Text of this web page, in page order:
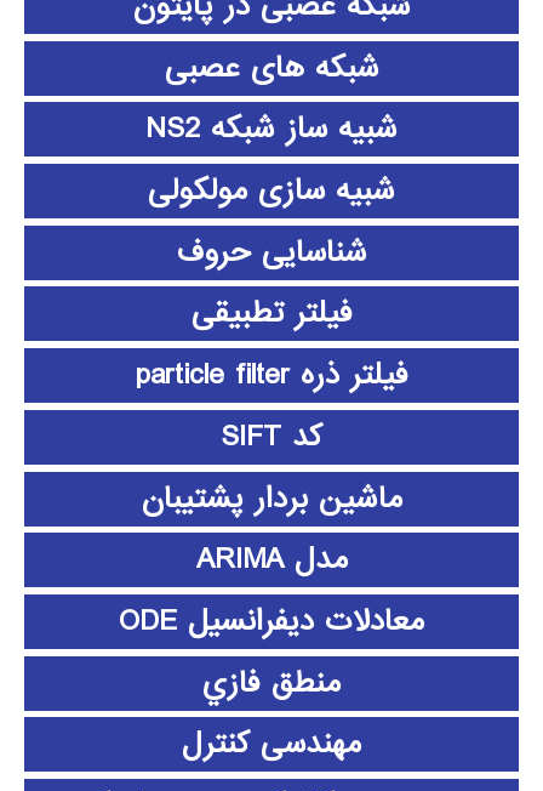
شبکه های عصبی
شبیه ساز شبکه NS2
شبیه سازی مولکولی
شناسایی حروف
فیلتر تطبیقی
فیلتر ذره particle filter
کد SIFT
ماشین بردار پشتیبان
مدل ARIMA
معادلات دیفرانسیل ODE
منطق فازي
مهندسی کنترل